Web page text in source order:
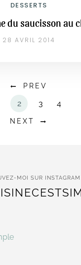
DESSERTS
du saucisson au
28 AVRIL 2014
PREV
2 3 4
NEXT
MOI SUR INSTAGRAM